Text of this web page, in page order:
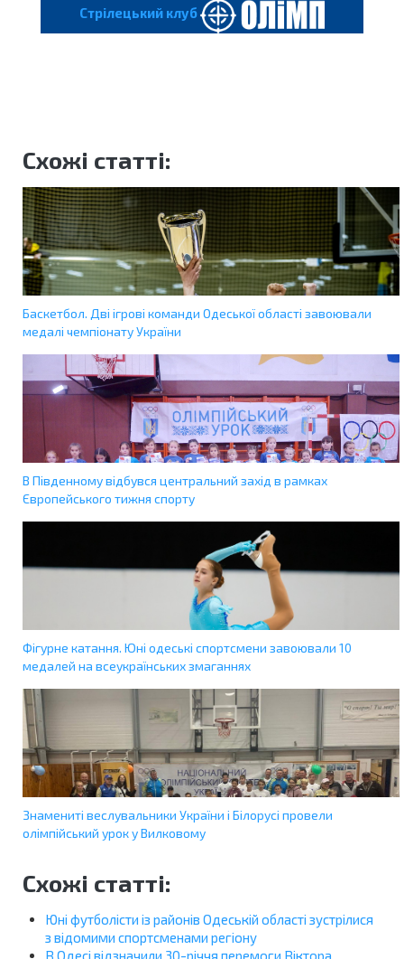
Cтрілецький клуб
Схожі статті:
Баскетбол. Дві ігрові команди Одеської області завоювали
медалі чемпіонату України
В Південному відбувся центральний захід в рамках
Європейського тижня спорту
Фігурне катання. Юні одеські спортсмени завоювали 10
медалей на всеукраїнських змаганнях
Знамениті веслувальники України і Білорусі провели
олімпійський урок у Вилковому
Схожі статті:
Юні футболісти із районів Одеській області зустрілися
з відомими спортсменами регіону
В Одесі відзначили 30-річчя перемоги Віктора